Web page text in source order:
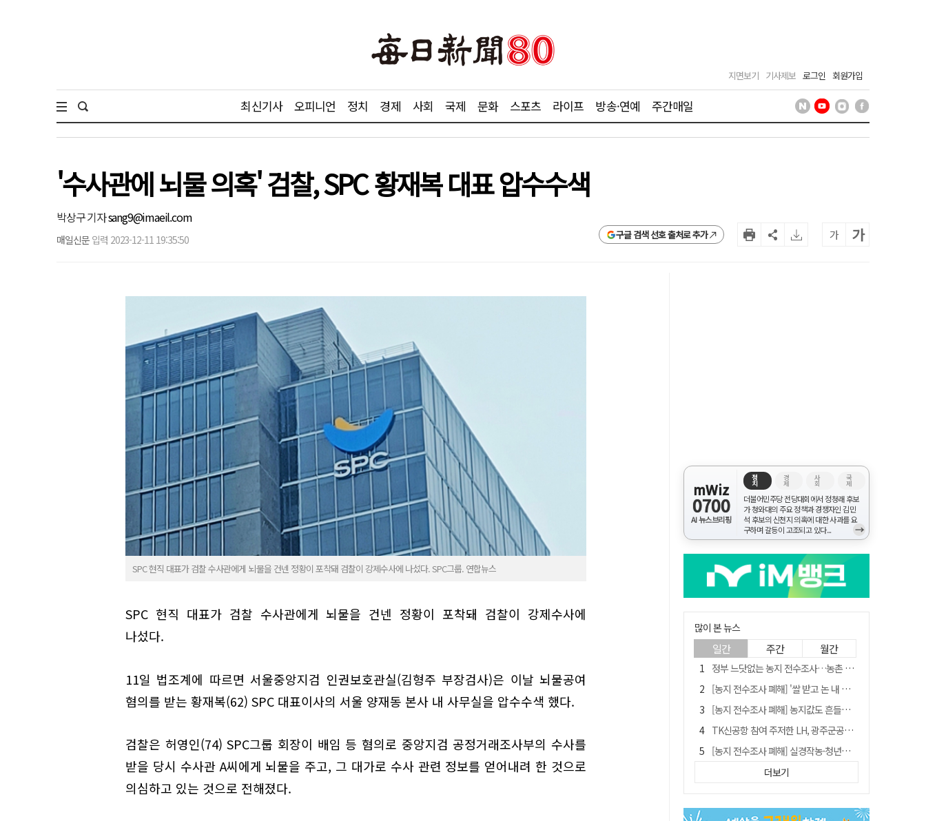
지면보기 기사제보 로그인 회원가입
최신기사 오피니언 정치 경제 사회 국제 문화 스포츠 라이프 방송·연예 주간매일
'수사관에 뇌물 의혹' 검찰, SPC 황재복 대표 압수수색
박상구 기자sang9@imaeil.com
매일신문 입력 2023-12-11 19:35:50 구글 검색 선호 출처로 추가 가 가
SPC 현직 대표가 검찰 수사관에게 뇌물을 건넨 정황이 포착돼 검찰이 강제수사에 나섰다. SPC그룹. 연합뉴스
SPC 현직 대표가 검찰 수사관에게 뇌물을 건넨 정황이 포착돼 검찰이 강제수사에
나섰다.
11일 법조계에 따르면 서울중앙지검 인권보호관실(김형주 부장검사)은 이날 뇌물공여
혐의를 받는 황재복(62) SPC 대표이사의 서울 양재동 본사 내 사무실을 압수수색 했다.
검찰은 허영인(74) SPC그룹 회장이 배임 등 혐의로 중앙지검 공정거래조사부의 수사를
받을 당시 수사관 A씨에게 뇌물을 주고, 그 대가로 수사 관련 정보를 얻어내려 한 것으로
의심하고 있는 것으로 전해졌다.
mWiz
0700
AI 뉴스브리핑
정
치
경
제
사
회
국
제
더불어민주당 전당대회에서 정청래 후보
가 청와대의 주요 정책과 경쟁자인 김민
석 후보의 신천지 의혹에 대한 사과를 요
구하며 갈등이 고조되고 있다...
→
많이 본 뉴스
일간 주간 월간
정부 느닷없는 농지 전수조사…농촌 들쑤시는 '경자유전'의 칼날
[농지 전수조사 폐해] '쌀 받고 논 내 준' 도지농 이제 어쩌나?
[농지 전수조사 폐해] 농지값도 흔들리나…"도지 막히면 헐값 매물 나올 수도"
TK신공항 참여 주저한 LH, 광주군공항 사업에는 앞장
[농지 전수조사 폐해] 실경작농·청년농 부담도 커진다
[단독] 김영수 "국방부 청문준비단, 안규백 탈영 알고있었다"
청도군정 '두 시어머니'가 되어서는 안된다
더보기